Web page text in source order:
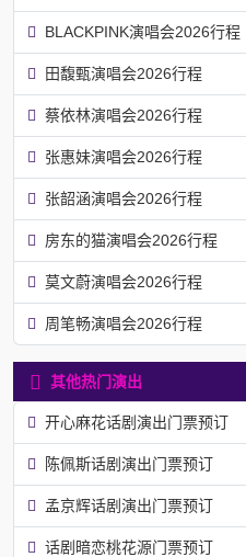
BLACKPINK演唱会2026行程
田馥甄演唱会2026行程
蔡依林演唱会2026行程
张惠妹演唱会2026行程
张韶涵演唱会2026行程
房东的猫演唱会2026行程
莫文蔚演唱会2026行程
周笔畅演唱会2026行程
其他热门演出
开心麻花话剧演出门票预订
陈佩斯话剧演出门票预订
孟京辉话剧演出门票预订
话剧暗恋桃花源门票预订